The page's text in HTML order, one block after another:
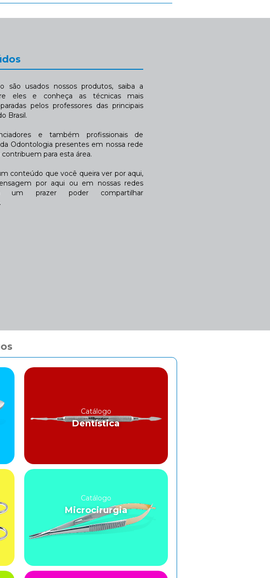
são usados nossos produtos, saiba a
eles e conheça as técnicas mais
pelos professores das principais
Brasil.
e também profissionais de
Odontologia presentes em nossa rede
para esta área.
conteúdo que você queira ver por aqui,
por aqui ou em nossas redes
um prazer poder compartilhar
Catálogo
Dentística
Catálogo
Microcirurgia